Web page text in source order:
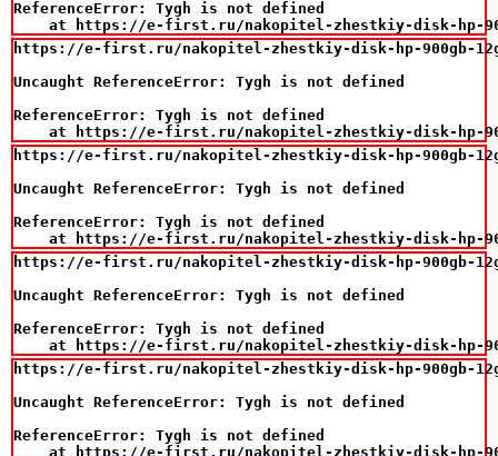
ReferenceError: Tygh is not defined
at https://e-first.ru/nakopitel-zhestkiy-disk-
https://e-first.ru/nakopitel-zhestkiy-disk-hp-900gb-
Uncaught ReferenceError: Tygh is not defined
ReferenceError: Tygh is not defined
at https://e-first.ru/nakopitel-zhestkiy-disk-
https://e-first.ru/nakopitel-zhestkiy-disk-hp-900gb-
Uncaught ReferenceError: Tygh is not defined
ReferenceError: Tygh is not defined
at https://e-first.ru/nakopitel-zhestkiy-disk-
https://e-first.ru/nakopitel-zhestkiy-disk-hp-900gb-
Uncaught ReferenceError: Tygh is not defined
ReferenceError: Tygh is not defined
at https://e-first.ru/nakopitel-zhestkiy-disk-
https://e-first.ru/nakopitel-zhestkiy-disk-hp-900gb-
Uncaught ReferenceError: Tygh is not defined
ReferenceError: Tygh is not defined
at https://e-first.ru/nakopitel-zhestkiy-disk-